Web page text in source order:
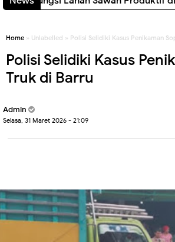
Home » Unlabelled » Polisi Selidiki Kasus Penikaman
Polisi Selidiki Kasus
Truk di Barru
Admin
Selasa, 31 Maret 2026 - 21:09